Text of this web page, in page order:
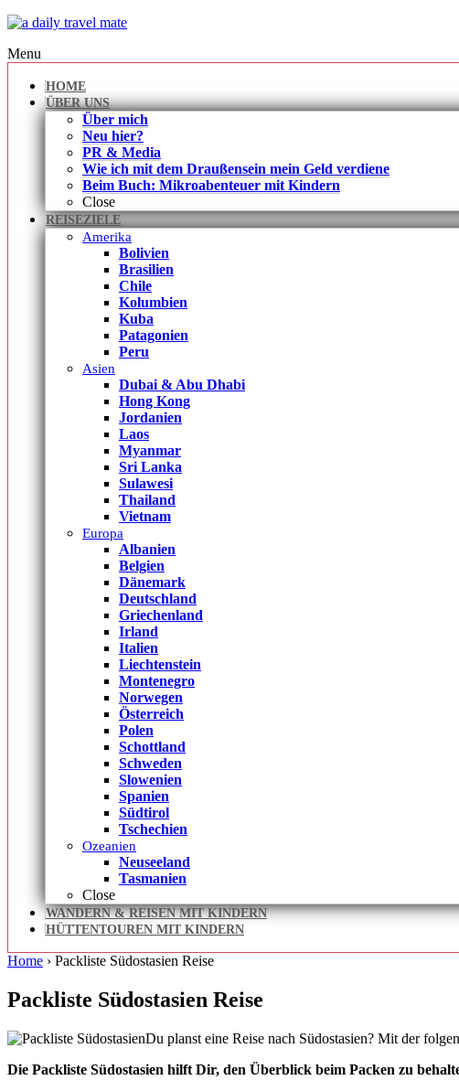
Menu
HOME
ÜBER UNS
Über mich
Neu hier?
PR & Media
Wie ich mit dem Draußensein mein Geld verdiene
Beim Buch: Mikroabenteuer mit Kindern
Close
REISEZIELE
Amerika
Bolivien
Brasilien
Chile
Kolumbien
Kuba
Patagonien
Peru
Asien
Dubai & Abu Dhabi
Hong Kong
Jordanien
Laos
Myanmar
Sri Lanka
Sulawesi
Thailand
Vietnam
Europa
Albanien
Belgien
Dänemark
Deutschland
Griechenland
Irland
Italien
Liechtenstein
Montenegro
Norwegen
Österreich
Polen
Schottland
Schweden
Slowenien
Spanien
Südtirol
Tschechien
Ozeanien
Neuseeland
Tasmanien
Close
WANDERN & REISEN MIT KINDERN
HÜTTENTOUREN MIT KINDERN
Home › Packliste Südostasien Reise
Packliste Südostasien Reise
Du planst eine Reise nach Südostasien? Mit der
Die Packliste Südostasien hilft Dir, den Überblick beim Packen zu